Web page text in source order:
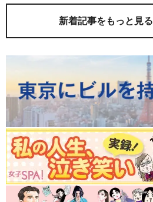
新着記事をもっと見る